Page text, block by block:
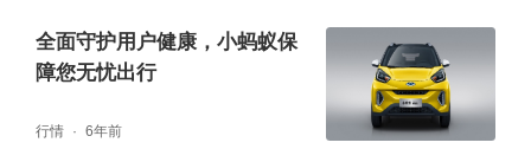
同时，2022款大蚂蚁采用双重盔甲安全结构，
底盘嵌入一体式电池包，利用整车框架+电池
全面守护用户健康，小蚂蚁保
障您无忧出行
行情 6年前